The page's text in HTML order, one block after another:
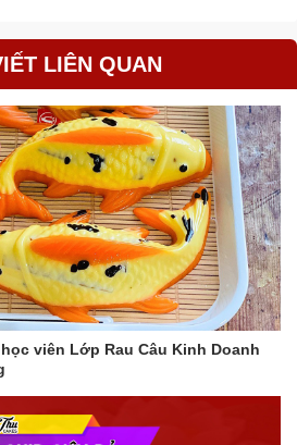
LIÊN QUAN
viên Lớp Rau Câu Kinh Doanh